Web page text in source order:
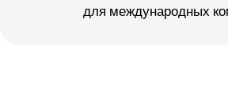
для международных